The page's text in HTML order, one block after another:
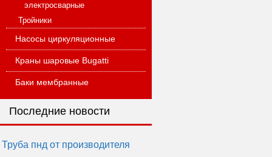
электросварные
Тройники
Насосы циркуляционные
Краны шаровые Bugatti
Баки мембранные
Последние новости
Труба пнд от производителя